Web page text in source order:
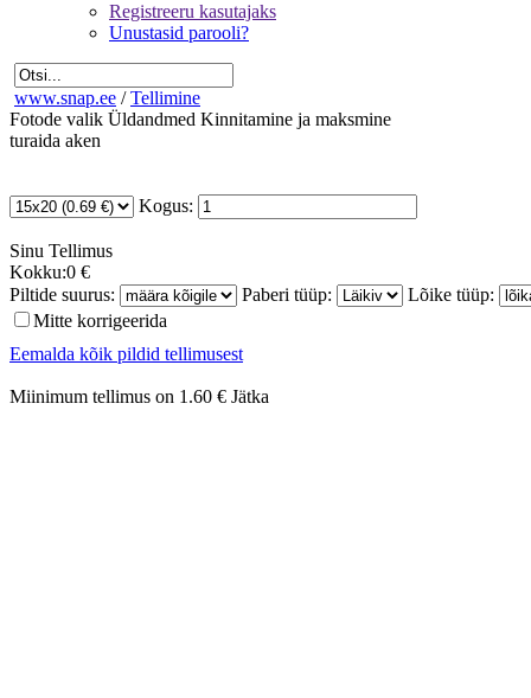
Registreeru kasutajaks
Unustasid parooli?
www.snap.ee / Tellimine
Fotode valik Üldandmed Kinnitamine ja maksmine
turaida aken
Kogus:
Sinu Tellimus
Kokku:0 €
Piltide suurus:
Paberi tüüp:
Lõike tüüp:
Mitte korrigeerida
Eemalda kõik pildid tellimusest
Miinimum tellimus on 1.60 € Jätka